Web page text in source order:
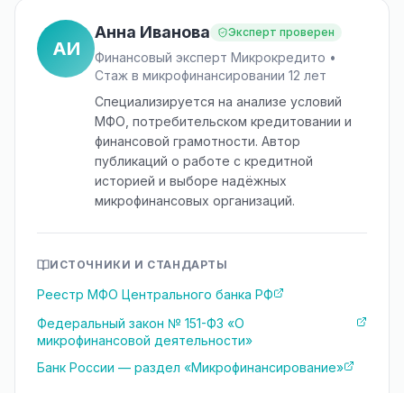
АИ
Анна Иванова Эксперт проверен
Финансовый эксперт Микрокредито •
Стаж в микрофинансировании 12 лет
Специализируется на анализе условий
МФО, потребительском кредитовании и
финансовой грамотности. Автор
публикаций о работе с кредитной
историей и выборе надёжных
микрофинансовых организаций.
ИСТОЧНИКИ И СТАНДАРТЫ
Реестр МФО Центрального банка РФ
Федеральный закон № 151-ФЗ «О
микрофинансовой деятельности»
Банк России — раздел «Микрофинансирование»